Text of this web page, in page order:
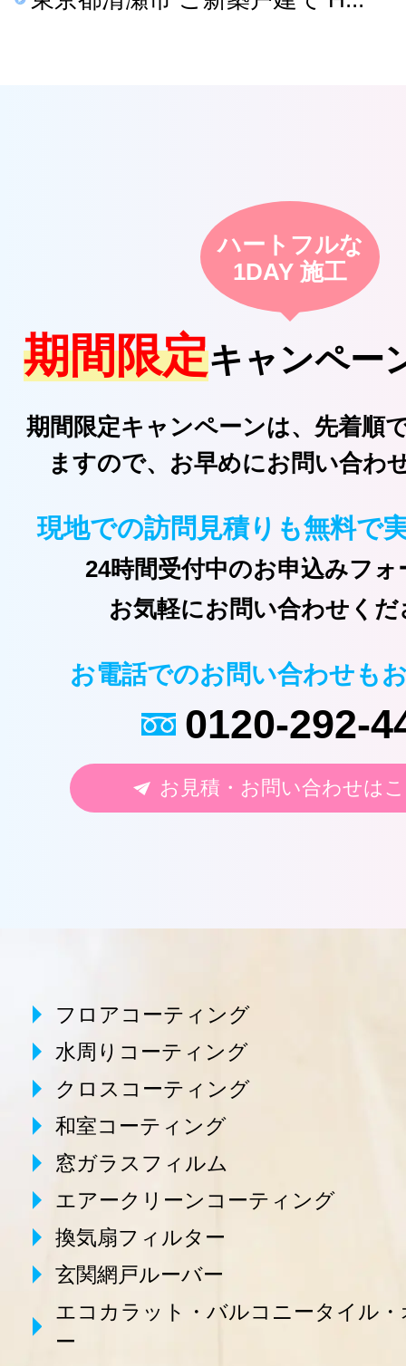
ハートフルな
1DAY 施工
期間限定キャンペー
期間限定キャンペーンは、先着順
ますので、お早めにお問い合わ
現地での訪問見積りも無料で
24時間受付中のお申込みフォ
お気軽にお問い合わせくだ
お電話でのお問い合わせも
0120-292-
お見積・お問い合わせは
フロアコーティング
水周りコーティング
クロスコーティング
和室コーティング
窓ガラスフィルム
エアークリーンコーティング
換気扇フィルター
玄関網戸ルーバー
エコカラット・バルコニータイル・
ー